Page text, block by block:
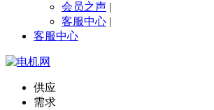
会员之声 |
客服中心 |
客服中心
供应
需求